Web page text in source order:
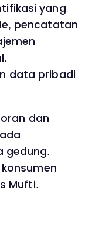
yang
pencatatan
data pribadi
dan
gedung.
Mufti.